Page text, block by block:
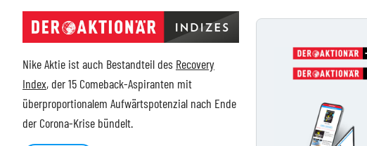
Nike Aktie ist auch Bestandteil des Recovery
Index, der 15 Comeback-Aspiranten mit
überproportionalem Aufwärtspotenzial nach Ende
der Corona-Krise bündelt.